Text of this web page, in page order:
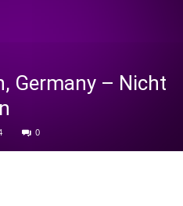
Germany – Nicht
0